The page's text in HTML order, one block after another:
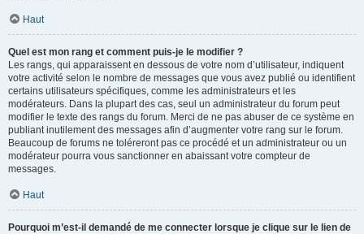
Haut
Quel est mon rang et comment puis-je le modifier ?
Les rangs, qui apparaissent en dessous de votre nom d’utilisateur, indiquent
votre activité selon le nombre de messages que vous avez publié ou identifient
certains utilisateurs spécifiques, comme les administrateurs et les
modérateurs. Dans la plupart des cas, seul un administrateur du forum peut
modifier le texte des rangs du forum. Merci de ne pas abuser de ce système en
publiant inutilement des messages afin d’augmenter votre rang sur le forum.
Beaucoup de forums ne toléreront pas ce procédé et un administrateur ou un
modérateur pourra vous sanctionner en abaissant votre compteur de
messages.
Haut
Pourquoi m’est-il demandé de me connecter lorsque je clique sur le lien de